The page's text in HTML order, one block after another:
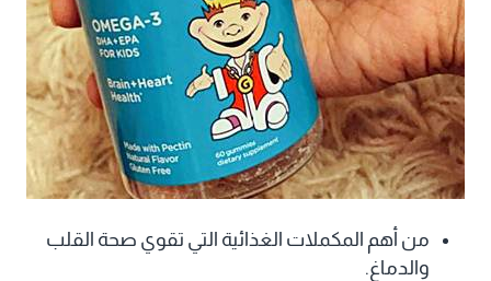
من أهم المكملات الغذائية التي تقوي صحة القلب
والدماغ.